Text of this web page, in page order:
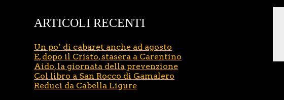
ARTICOLI RECENTI
Un po’ di cabaret anche ad agosto
E, dopo il Cristo, stasera a Carentino
Aido, la giornata della prevenzione
Col libro a San Rocco di Gamalero
Reduci da Cabella Ligure